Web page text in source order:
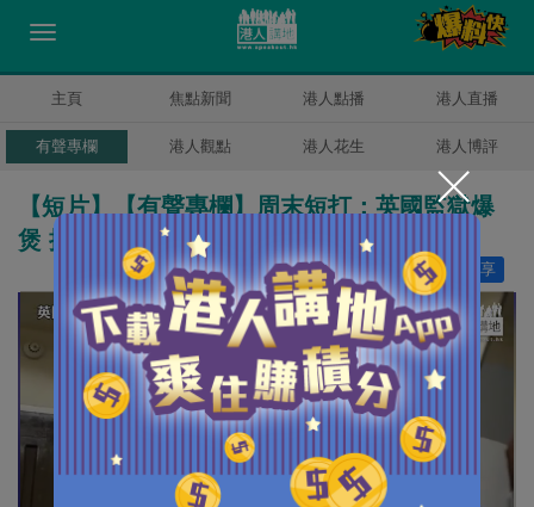
主頁 焦點新聞 港人點播 港人直播
有聲專欄 港人觀點 港人花生 港人博評
【短片】【有聲專欄】周末短打：英國監獄爆
煲 提早放囚犯治安勢變差
分享
讚好 10